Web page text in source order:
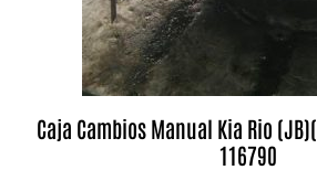
Caja Cambios Manual Kia Rio
116790